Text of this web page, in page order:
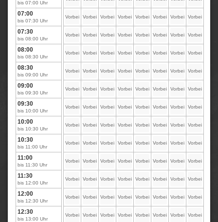
bis 07:00 Uhr
07:00
bis 07:30 Uhr
07:30
bis 08:00 Uhr
08:00
bis 08:30 Uhr
08:30
bis 09:00 Uhr
09:00
bis 09:30 Uhr
09:30
bis 10:00 Uhr
10:00
bis 10:30 Uhr
10:30
bis 11:00 Uhr
11:00
bis 11:30 Uhr
11:30
bis 12:00 Uhr
12:00
bis 12:30 Uhr
12:30
bis 13:00 Uhr
Vorbei Vorbei Vorbei Vorbei Vorbei Vorbei Vorbei Vorbei
Vorbei Vorbei Vorbei Vorbei Vorbei Vorbei Vorbei Vorbei
Vorbei Vorbei Vorbei Vorbei Vorbei Vorbei Vorbei Vorbei
Vorbei Vorbei Vorbei Vorbei Vorbei Vorbei Vorbei Vorbei
Vorbei Vorbei Vorbei Vorbei Vorbei Vorbei Vorbei Vorbei
Vorbei Vorbei Vorbei Vorbei Vorbei Vorbei Vorbei Vorbei
Vorbei Vorbei Vorbei Vorbei Vorbei Vorbei Vorbei Vorbei
Vorbei Vorbei Vorbei Vorbei Vorbei Vorbei Vorbei Vorbei
Vorbei Vorbei Vorbei Vorbei Vorbei Vorbei Vorbei Vorbei
Vorbei Vorbei Vorbei Vorbei Vorbei Vorbei Vorbei Vorbei
Vorbei Vorbei Vorbei Vorbei Vorbei Vorbei Vorbei Vorbei
Vorbei Vorbei Vorbei Vorbei Vorbei Vorbei Vorbei Vorbei